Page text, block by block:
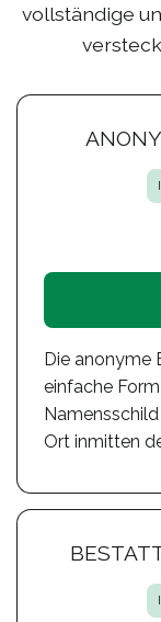
vollständige
Die anonyme
einfache
Ort inmitten